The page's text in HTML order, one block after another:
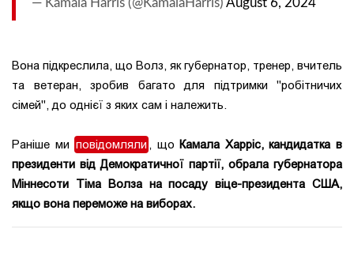
— Kamala Harris (@KamalaHarris) August 6, 2024
Вона підкреслила, що Волз, як губернатор, тренер, вчитель
та ветеран, зробив багато для підтримки "робітничих
сімей", до однієї з яких сам і належить.
Раніше ми повідомляли , щоКамала Харріс, кандидатка в
президенти від Демократичної партії, обрала губернатора
Міннесоти Тіма Волза на посаду віце-президента США,
якщо вона переможе на виборах.